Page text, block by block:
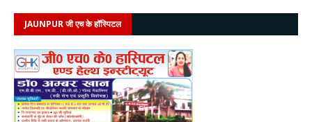
JAUNPUR जी एच के हॉस्पिटल